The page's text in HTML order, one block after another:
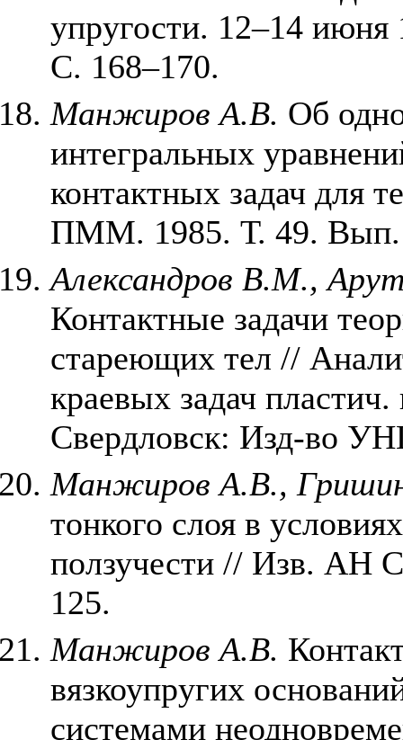
упругости. 12–14
С. 168–170.
Манжиров А.В. Об
интегральных
контактных задач для
ПММ. 1985. Т. 49. Вып.
Александров В.М.,
Контактные задачи
стареющих тел //
краевых задач
Свердловск: Изд-во
Манжиров А.В.,
тонкого слоя в
ползучести // Изв. АН
125.
Манжиров А.В.
вязкоупругих
системами